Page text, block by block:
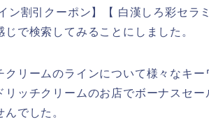
ン割引クーポン】【 白漢しろ彩セラ
で検索してみることにしました。
リームのラインについて様々なキー
ッチクリームのお店でボーナスセ
でした。